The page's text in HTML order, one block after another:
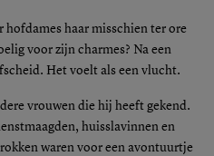
hofdames haar misschien ter ore
voor zijn charmes? Na een
Het voelt als een vlucht.
vrouwen die hij heeft gekend.
huisslavinnen en
waren voor een avontuurtje